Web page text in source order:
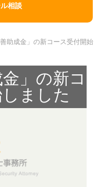
相談
善助成金」の新コース受付開始
金」の新コ
ました